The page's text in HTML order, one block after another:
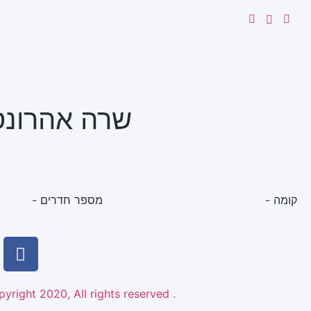
שרה אהרונסון 12 שכ'
קומה - מספר חדרים -
. Copyright 2020, All rights reserved © נדל"ן מזווית אישית